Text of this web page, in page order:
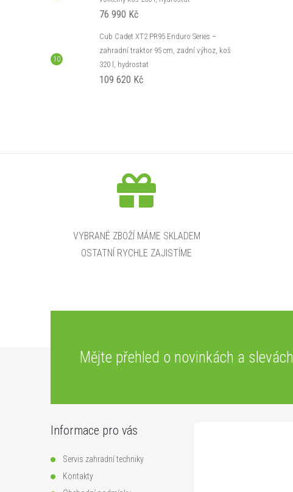
76 990 Kč
Cub Cadet XT2 PR95 Enduro Series –
zahradní traktor 95 cm, zadní výhoz, koš
320 l, hydrostat
109 620 Kč
VYBRANÉ ZBOŽÍ MÁME SKLADEM
OSTATNÍ RYCHLE ZAJISTÍME
Mějte přehled o novinkách a slevách
Informace pro vás
Servis zahradní techniky
Kontakty